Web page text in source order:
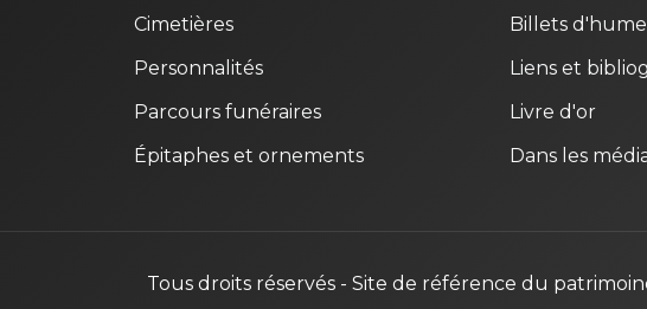
Cimetières
Personnalités
Parcours funéraires
Épitaphes et ornements
Billets
Liens et
Livre d'or
Dans les
Tous droits réservés - Site de référence du